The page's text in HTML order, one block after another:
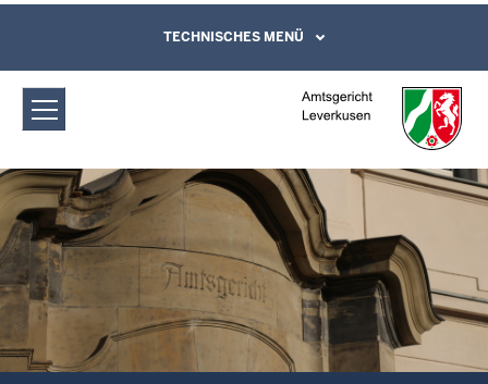
Amtsgericht Leverkusen:
Zwangsversteigerungstermine
Direkt zum Inhalt
Leichte Sprache, Gebärdensprachenvideo
und Kontaktformular
TECHNISCHES MENÜ